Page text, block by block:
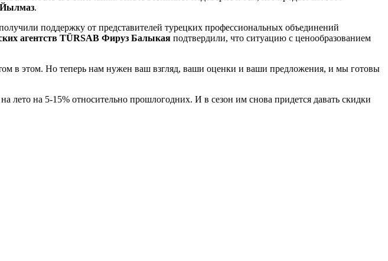
Йылмаз.
поддержку от представителей турецких профессиональных объединений
агентств TÜRSAB Фируз Балыкая подтвердили, что ситуацию с ценообразованием
в этом. Но теперь нам нужен ваш взгляд, ваши оценки и ваши предложения, и мы готовы
на 5-15% относительно прошлогодних. И в сезон им снова придется давать скидки